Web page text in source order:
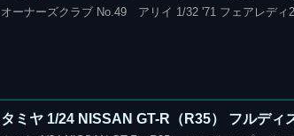
オーナーズクラブ No.49 アリイ 1/32 '71 フェアレディ
タミヤ 1/24 NISSAN GT-R（R35） フルディ